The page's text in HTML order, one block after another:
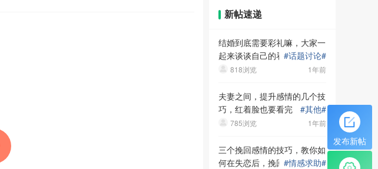
新帖速递
结婚到底需要彩礼嘛，大家一
起来谈谈自己的看法和身边的
关于彩礼的故事吧
#话题讨论#
1年前
818浏览
夫妻之间，提升感情的几个技
巧，红着脸也要看完
#其他#
1年前
785浏览
三个挽回感情的技巧，教你如
何在失恋后，挽回自己的爱情
#情感求助#
发布新帖